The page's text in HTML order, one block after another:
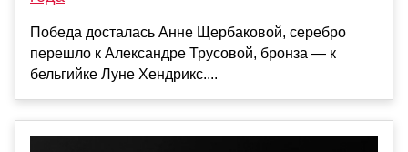
Победа досталась Анне Щербаковой, серебро
перешло к Александре Трусовой, бронза — к
бельгийке Луне Хендрикс....